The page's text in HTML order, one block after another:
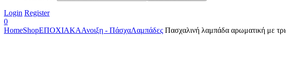
Login Register
0
HomeShopΕΠΟΧΙΑΚΑΑνοιξη - ΠάσχαΛαμπάδες Πασχαλινή λαμπάδα αρωματική με